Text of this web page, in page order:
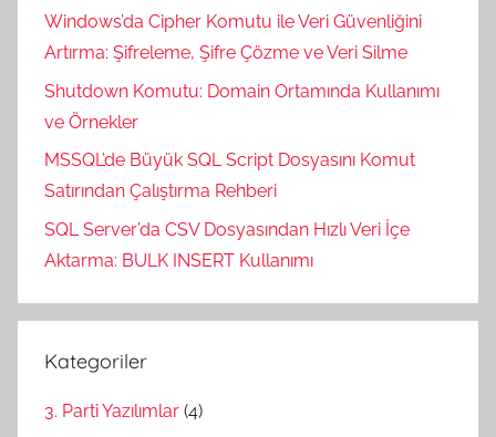
Windows’da Cipher Komutu ile Veri Güvenliğini
Artırma: Şifreleme, Şifre Çözme ve Veri Silme
Shutdown Komutu: Domain Ortamında Kullanımı
ve Örnekler
MSSQL’de Büyük SQL Script Dosyasını Komut
Satırından Çalıştırma Rehberi
SQL Server’da CSV Dosyasından Hızlı Veri İçe
Aktarma: BULK INSERT Kullanımı
Kategoriler
3. Parti Yazılımlar (4)